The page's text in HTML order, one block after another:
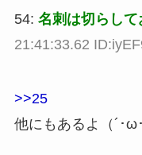
54: 名刺は切らして
21:41:33.62
>>25
他にもあるよ（´･